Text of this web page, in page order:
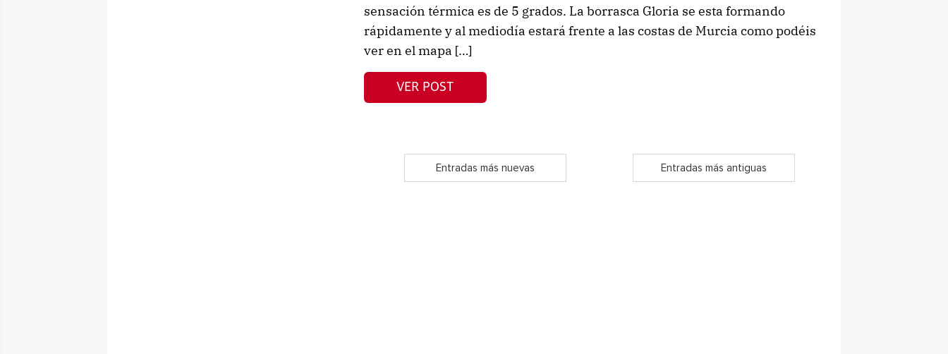
sensación térmica es de 5 grados. La borrasca Gloria se esta formando
rápidamente y al mediodía estará frente a las costas de Murcia como podéis
ver en el mapa […]
VER POST
Entradas más nuevas Entradas más antiguas